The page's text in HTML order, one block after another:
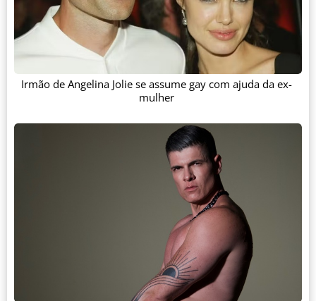
Irmão de Angelina Jolie se assume gay com ajuda da ex-
mulher